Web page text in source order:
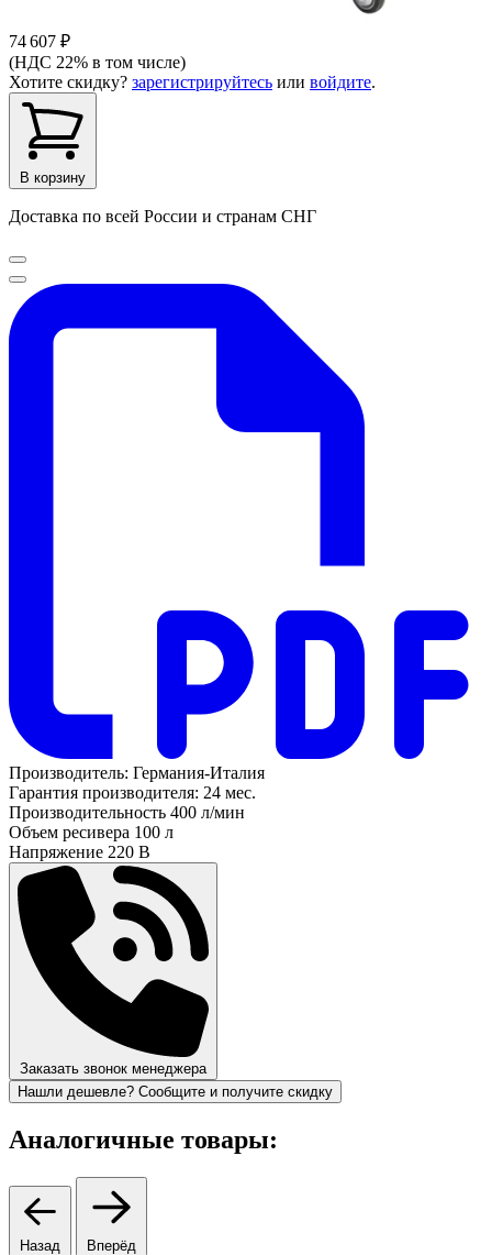
74 607 ₽
(НДС 22% в том числе)
Хотите скидку? зарегистрируйтесь или войдите.
В корзину
Доставка по всей России и странам СНГ
Производитель: Германия-Италия
Гарантия производителя: 24 мес.
Производительность 400 л/мин
Объем ресивера 100 л
Напряжение 220 В
Заказать звонок менеджера
Нашли дешевле? Сообщите и получите скидку
Аналогичные товары:
Назад Вперёд